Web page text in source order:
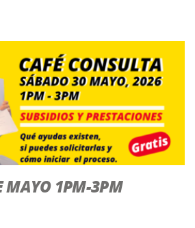
MAYO 1PM-3PM